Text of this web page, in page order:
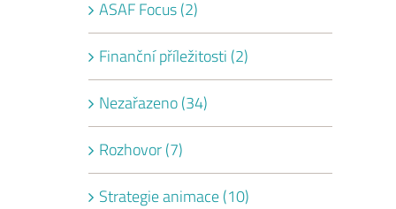
ASAF Focus (2)
Finanční příležitosti (2)
Nezařazeno (34)
Rozhovor (7)
Strategie animace (10)